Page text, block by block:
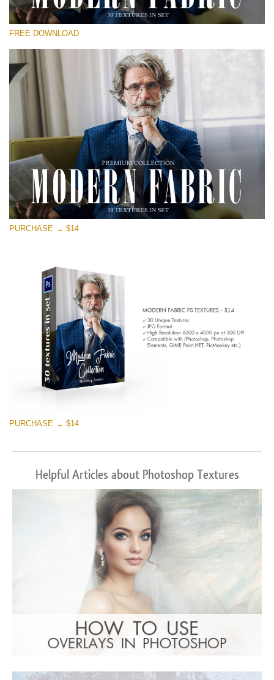
Please select
Small 800*533px
Modern Fabric
(30 Textures)
Large 6000*4000px
Entire Collection
(1783 Overlays)
Large 6000*4000px
Free download
FREE DOWNLOAD
PURCHASE → $14
PURCHASE → $14
Helpful Articles about Photoshop Textures